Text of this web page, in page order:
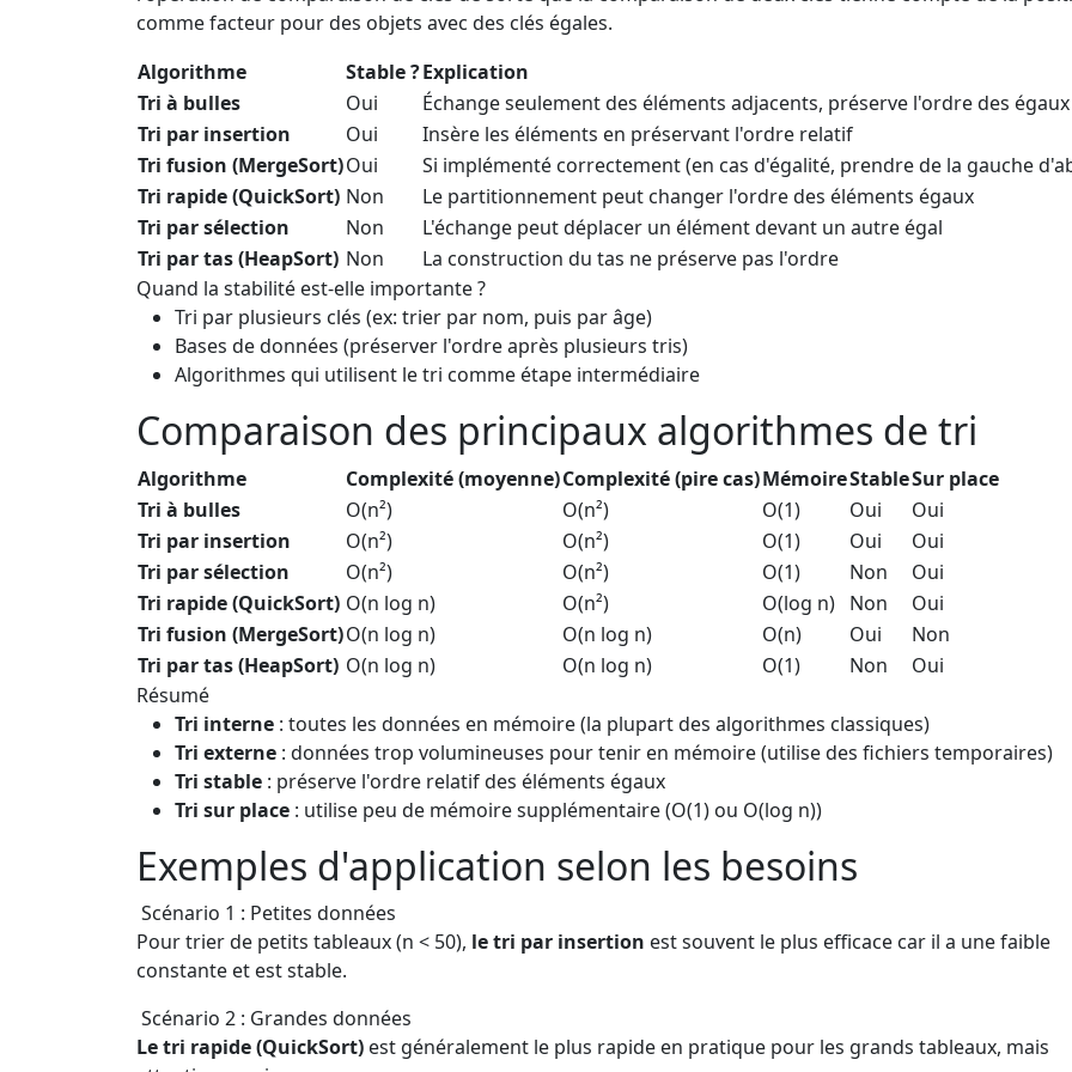
comme facteur pour des objets avec des clés égales.
Algorithme
Stable ?Explication
Tri à bulles
Oui
Échange seulement des éléments adjacents, préserve l'ordre des égaux
Tri par insertion
Oui
Insère les éléments en préservant l'ordre relatif
Tri fusion (MergeSort)Oui
Si implémenté correctement (en cas d'égalité, prendre de la gauche
Tri rapide (QuickSort) Non
Le partitionnement peut changer l'ordre des éléments égaux
Tri par sélection
Non
L'échange peut déplacer un élément devant un autre égal
Tri par tas (HeapSort) Non
La construction du tas ne préserve pas l'ordre
Quand la stabilité est-elle importante ?
Tri par plusieurs clés (ex: trier par nom, puis par âge)
Bases de données (préserver l'ordre après plusieurs tris)
Algorithmes qui utilisent le tri comme étape intermédiaire
Comparaison des principaux algorithmes de tri
Algorithme Complexité (moyenne)Complexité (pire cas)MémoireStableSur place
Tri à bulles
O(n²) O(n²) O(1) Oui
Oui
Tri par insertion
O(n²) O(n²) O(1) Oui
Oui
Tri par sélection
O(n²) O(n²) O(1) Non
Oui
Tri rapide (QuickSort) O(n log n) O(n²) O(log n) Non
Oui
Tri fusion (MergeSort)O(n log n) O(n log n) O(n) Oui
Non
Tri par tas (HeapSort) O(n log n) O(n log n) O(1) Non
Oui
Résumé
Tri interne : toutes les données en mémoire (la plupart des algorithmes classiques)
Tri externe : données trop volumineuses pour tenir en mémoire (utilise des fichiers temporaires)
Tri stable : préserve l'ordre relatif des éléments égaux
Tri sur place : utilise peu de mémoire supplémentaire (O(1) ou O(log n))
Exemples d'application selon les besoins
Scénario 1 : Petites données
Pour trier de petits tableaux (n < 50), le tri par insertion est souvent le plus efficace car il a une faible
constante et est stable.
Scénario 2 : Grandes données
Le tri rapide (QuickSort) est généralement le plus rapide en pratique pour les grands tableaux, mais